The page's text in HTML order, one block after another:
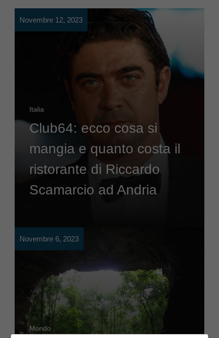
Novembre 12, 2023
Italia
Club64: ecco cosa si
mangia e quanto costa il
ristorante di Riccardo
Scamarcio ad Andria
Novembre 6, 2023
Mondo